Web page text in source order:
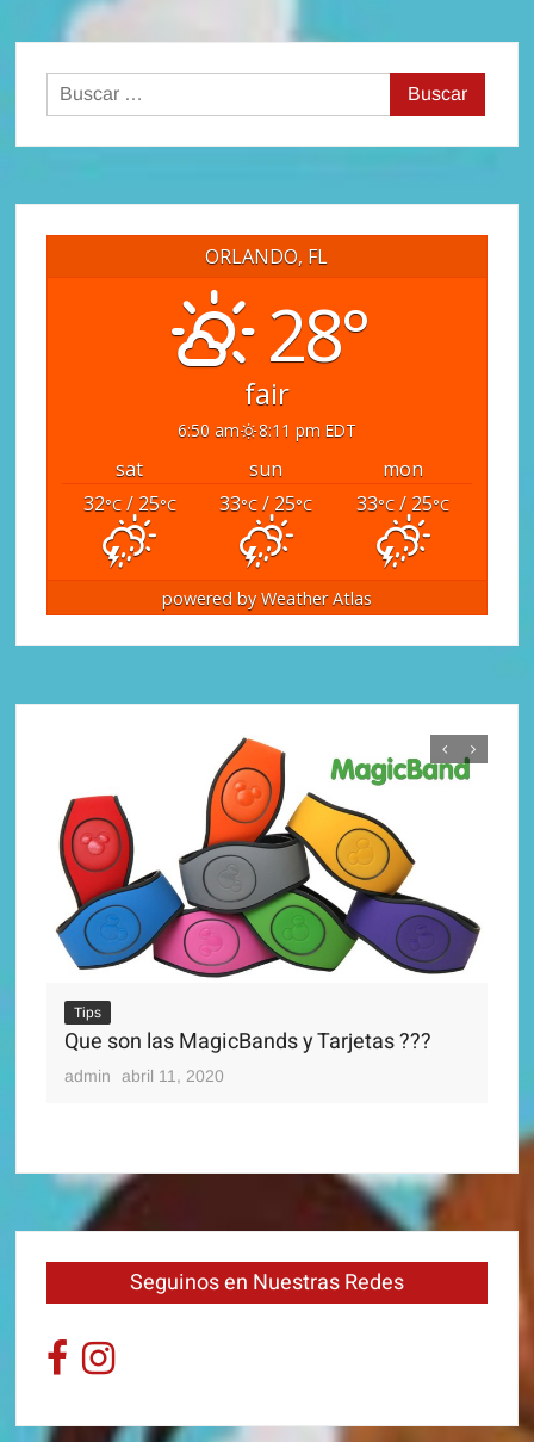
Buscar:
ORLANDO, FL
28°
fair
6:50 am 8:11 pm EDT
sat sun
mon
32°C/ 25°C 33°C / 25°C 33°C / 25°C
powered by Weather Atlas
Tips
Que son las MagicBands y Tarjetas ???
admin abril 11, 2020
Seguinos en Nuestras Redes